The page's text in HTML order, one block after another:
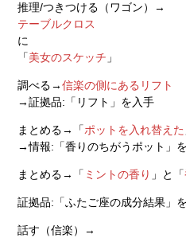
推理/つきつける（ワゴン）→
テーブルクロス
に
「美女のスケッチ 」
調べる→信楽の側にあるリフト
→証拠品:「リフト」を入手
まとめる→「ポットを入れ替えた
→情報:「香りのちがうポット」
まとめる→「 ミントの香り 」と「
証拠品:「ふたご座の成分結果」
話す（信楽）→